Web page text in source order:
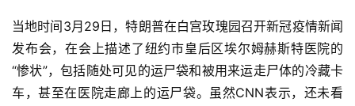
当地时间3月29日，特朗普在白宫玫瑰园召开新冠疫情新闻
发布会，在会上描述了纽约市皇后区埃尔姆赫斯特医院的
“惨状”，包括随处可见的运尸袋和被用来运走尸体的冷藏卡
车，甚至在医院走廊上的运尸袋。虽然CNN表示，还未看